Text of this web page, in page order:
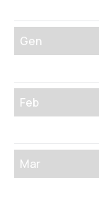
Gen
Feb
Mar